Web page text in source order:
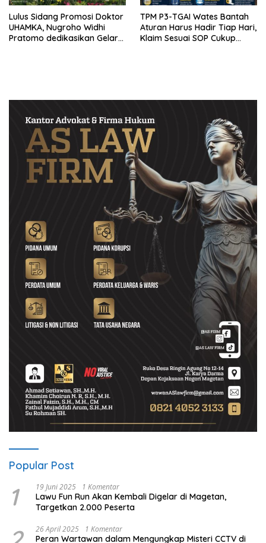
Lulus Sidang Promosi Doktor
UHAMKA, Nugroho Widhi
Pratomo dedikasikan Gelar
TPM P3-TGAI Wates Bantah
Aturan Harus Hadir Tiap Hari,
Klaim Sesuai SOP Cukup
Popular Post
1 19 Juni 2025 1 Komentar
Lawu Fun Run Akan Kembali Digelar di Magetan,
Targetkan 2.000 Peserta
26 April 2025 1 Komentar
Peran Wartawan dalam Mengungkap Misteri CCTV di